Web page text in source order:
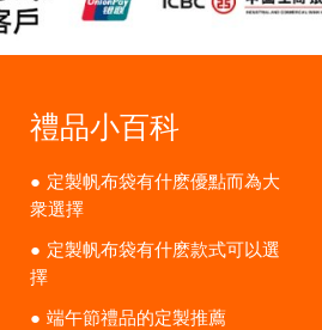
禮品小百科
定製帆布袋有什麽優點而為大
衆選擇
定製帆布袋有什麽款式可以選
擇
端午節禮品的定製推薦